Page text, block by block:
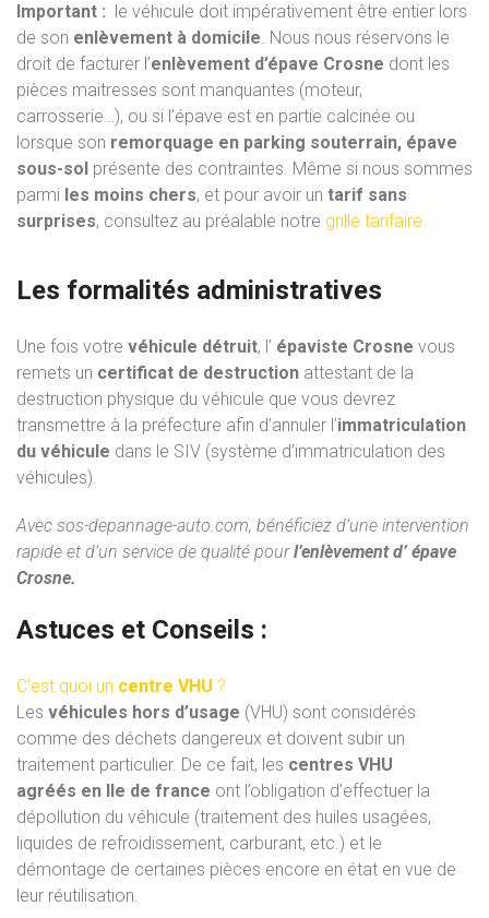
Important : le véhicule doit impérativement être entier lors
de son enlèvement à domicile. Nous nous réservons le
droit de facturer l’enlèvement d’épave Crosne dont les
pièces maitresses sont manquantes (moteur,
carrosserie…), ou si l’épave est en partie calcinée ou
lorsque son remorquage en parking souterrain, épave
sous-sol présente des contraintes. Même si nous sommes
parmi les moins chers, et pour avoir un tarif sans
surprises, consultez au préalable notre grille tarifaire.
Les formalités administratives
Une fois votre véhicule détruit, l’ épaviste Crosne vous
remets un certificat de destruction attestant de la
destruction physique du véhicule que vous devrez
transmettre à la préfecture afin d’annuler l’immatriculation
du véhicule dans le SIV (système d’immatriculation des
véhicules).
Avec sos-depannage-auto.com, bénéficiez d’une intervention
rapide et d’un service de qualité pourl’enlèvement d’ épave
Crosne.
Astuces et Conseils :
C’est quoi un centre VHU ?
Les véhicules hors d’usage (VHU) sont considérés
comme des déchets dangereux et doivent subir un
traitement particulier. De ce fait, les centres VHU
agréés en Ile de france ont l’obligation d’effectuer la
dépollution du véhicule (traitement des huiles usagées,
liquides de refroidissement, carburant, etc.) et le
démontage de certaines pièces encore en état en vue de
leur réutilisation.